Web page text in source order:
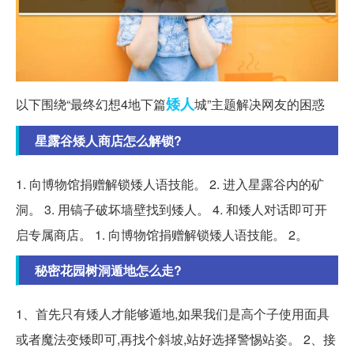
以下围绕“最终幻想4地下篇矮人城”主题解决网友的困惑
星露谷矮人商店怎么解锁?
1. 向博物馆捐赠解锁矮人语技能。 2. 进入星露谷内的矿
洞。 3. 用镐子破坏墙壁找到矮人。 4. 和矮人对话即可开
启专属商店。 1. 向博物馆捐赠解锁矮人语技能。 2。
秘密花园树洞遁地怎么走?
1、首先只有矮人才能够遁地,如果我们是高个子使用面具
或者魔法变矮即可,再找个斜坡,站好选择警惕站姿。 2、接